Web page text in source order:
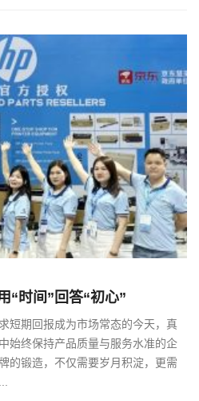
“时间”回答“初心”
短期回报成为市场常态的今天，真
始终保持产品质量与服务水准的企
的锻造，不仅需要岁月积淀，更需